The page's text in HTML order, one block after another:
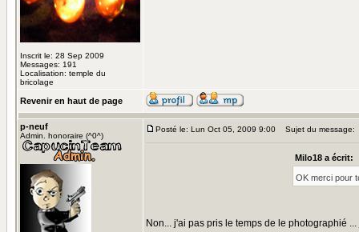
Inscrit le: 28 Sep 2009
Messages: 191
Localisation: temple du
bricolage
Revenir en haut de page
p-neuf
Admin. honoraire (^0^)
Posté le: Lun Oct 05, 2009 9:00 Sujet du message:
Milo18 a écrit:
OK merci pour
Non... j'ai pas pris le temps de le photographié